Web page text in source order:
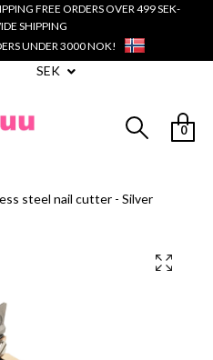
FREE ORDERS OVER 499 SEK-
SHIPPING
UNDER 3000 NOK!
SEK
0
steel nail cutter - Silver